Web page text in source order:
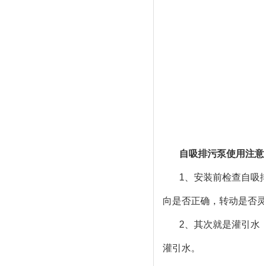
自吸排污泵使用注
1、安装前检查自吸
向是否正确，转动是否
2、其次就是灌引水
灌引水。